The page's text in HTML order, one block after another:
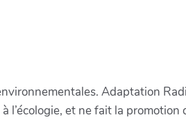
Adaptation
et ne fait la promotion